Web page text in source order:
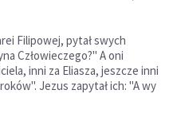
Filipowej, pytał swych
Człowieczego?" A oni
inni za Eliasza, jeszcze inni
Jezus zapytał ich: "A wy